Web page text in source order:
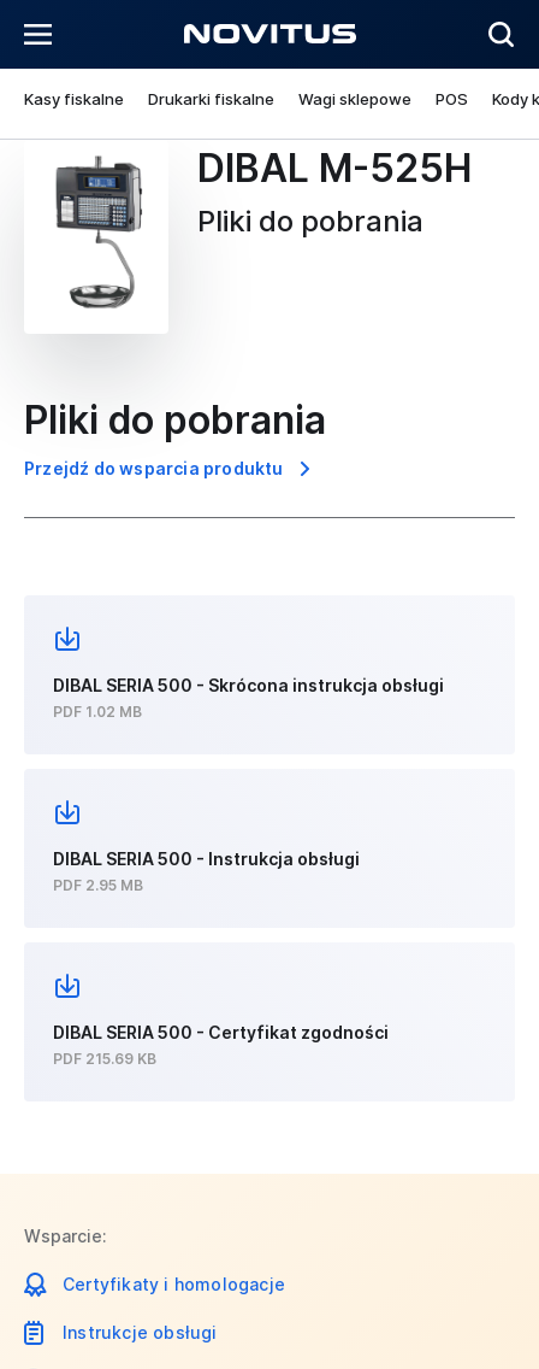
Kasy fiskalne Drukarki fiskalne Wagi sklepowe POS Kody
DIBAL M-525H
Pliki do pobrania
Pliki do pobrania
Przejdź do wsparcia produktu
DIBAL SERIA 500 - Skrócona instrukcja obsługi
PDF 1.02 MB
DIBAL SERIA 500 - Instrukcja obsługi
PDF 2.95 MB
DIBAL SERIA 500 - Certyfikat zgodności
PDF 215.69 KB
Wsparcie:
Certyfikaty i homologacje
Instrukcje obsługi